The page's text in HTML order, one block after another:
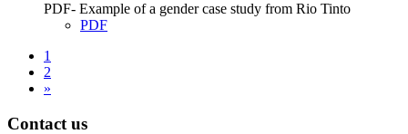
PDF- Example of a gender case study from Rio Tinto
PDF
1
2
»
Contact us